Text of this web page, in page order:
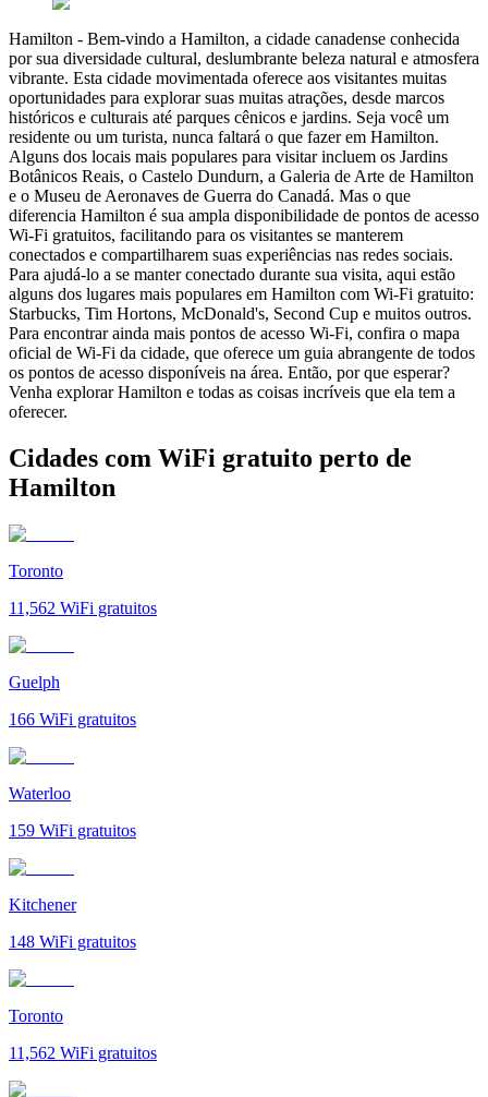
Hamilton - Bem-vindo a Hamilton, a cidade canadense conhecida
por sua diversidade cultural, deslumbrante beleza natural e atmosfera
vibrante. Esta cidade movimentada oferece aos visitantes muitas
oportunidades para explorar suas muitas atrações, desde marcos
históricos e culturais até parques cênicos e jardins. Seja você um
residente ou um turista, nunca faltará o que fazer em Hamilton.
Alguns dos locais mais populares para visitar incluem os Jardins
Botânicos Reais, o Castelo Dundurn, a Galeria de Arte de Hamilton
e o Museu de Aeronaves de Guerra do Canadá. Mas o que
diferencia Hamilton é sua ampla disponibilidade de pontos de acesso
Wi-Fi gratuitos, facilitando para os visitantes se manterem
conectados e compartilharem suas experiências nas redes sociais.
Para ajudá-lo a se manter conectado durante sua visita, aqui estão
alguns dos lugares mais populares em Hamilton com Wi-Fi gratuito:
Starbucks, Tim Hortons, McDonald's, Second Cup e muitos outros.
Para encontrar ainda mais pontos de acesso Wi-Fi, confira o mapa
oficial de Wi-Fi da cidade, que oferece um guia abrangente de todos
os pontos de acesso disponíveis na área. Então, por que esperar?
Venha explorar Hamilton e todas as coisas incríveis que ela tem a
oferecer.
Cidades com WiFi gratuito perto de
Hamilton
Toronto
11,562 WiFi gratuitos
Guelph
166 WiFi gratuitos
Waterloo
159 WiFi gratuitos
Kitchener
148 WiFi gratuitos
Toronto
11,562 WiFi gratuitos